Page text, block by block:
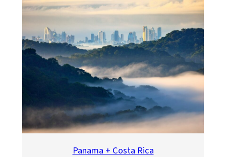
Panama + Costa Rica